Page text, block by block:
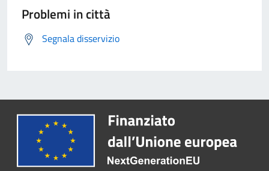
Problemi in città
Segnala disservizio